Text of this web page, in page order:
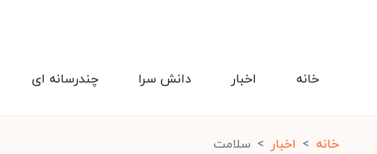
چندرسانه ای دانش سرا اخبار خانه
خانه اخبار سلامت